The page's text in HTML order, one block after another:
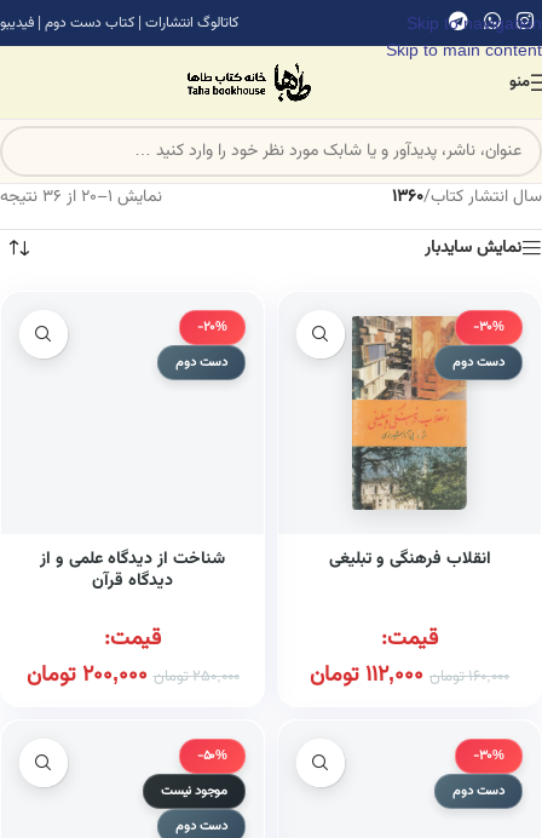
Skip to navigation
Skip to main content
کاتالوگ انتشارات | کتاب دست دوم | فیدیبو
منو
سال انتشار کتاب/
1360
نمایش 1–20 از 36 نتیجه
نمایش سایدبار
-30%
دست دوم
انقلاب فرهنگی و تبلیغی
قیمت:
160,000تومان 112,000تومان
-20%
دست دوم
شناخت از دیدگاه علمی و از
دیدگاه قرآن
قیمت:
250,000تومان 200,000تومان
-30%
دست دوم
-50%
موجود نیست
دست دوم